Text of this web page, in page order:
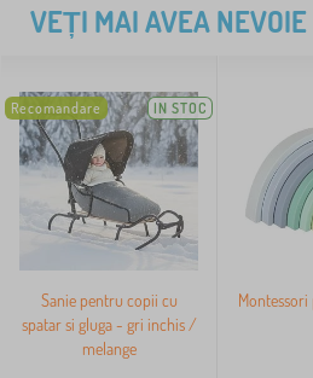
VEȚI MAI AVEA NEVOIE
Recomandare IN STOC
Sanie pentru copii cu
spatar si gluga - gri inchis /
melange